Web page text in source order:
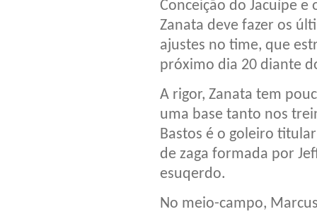
Conceição do Jacuípe e
Zanata deve fazer os
ajustes no time, que
próximo dia 20 diante
A rigor, Zanata tem
uma base tanto nos
Bastos é o goleiro
de zaga formada por
esuqerdo.
No meio-campo,